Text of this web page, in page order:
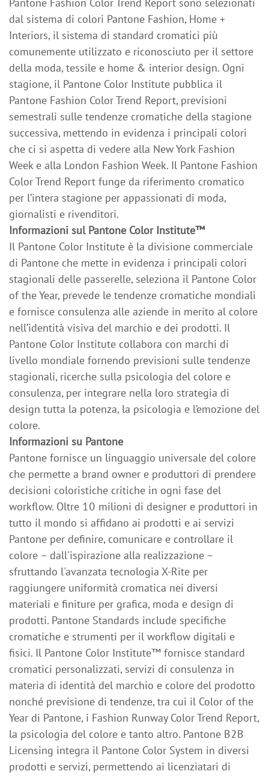
Pantone Fashion Color Trend Report sono selezionati
dal sistema di colori Pantone Fashion, Home +
Interiors, il sistema di standard cromatici più
comunemente utilizzato e riconosciuto per il settore
della moda, tessile e home & interior design. Ogni
stagione, il Pantone Color Institute pubblica il
Pantone Fashion Color Trend Report, previsioni
semestrali sulle tendenze cromatiche della stagione
successiva, mettendo in evidenza i principali colori
che ci si aspetta di vedere alla New York Fashion
Week e alla London Fashion Week. Il Pantone Fashion
Color Trend Report funge da riferimento cromatico
per l’intera stagione per appassionati di moda,
giornalisti e rivenditori.
Informazioni sul Pantone Color Institute™
Il Pantone Color Institute è la divisione commerciale
di Pantone che mette in evidenza i principali colori
stagionali delle passerelle, seleziona il Pantone Color
of the Year, prevede le tendenze cromatiche mondiali
e fornisce consulenza alle aziende in merito al colore
nell’identità visiva del marchio e dei prodotti. Il
Pantone Color Institute collabora con marchi di
livello mondiale fornendo previsioni sulle tendenze
stagionali, ricerche sulla psicologia del colore e
consulenza, per integrare nella loro strategia di
design tutta la potenza, la psicologia e l’emozione del
colore.
Informazioni su Pantone
Pantone fornisce un linguaggio universale del colore
che permette a brand owner e produttori di prendere
decisioni coloristiche critiche in ogni fase del
workflow. Oltre 10 milioni di designer e produttori in
tutto il mondo si affidano ai prodotti e ai servizi
Pantone per definire, comunicare e controllare il
colore – dall'ispirazione alla realizzazione –
sfruttando l'avanzata tecnologia X-Rite per
raggiungere uniformità cromatica nei diversi
materiali e finiture per grafica, moda e design di
prodotti. Pantone Standards include specifiche
cromatiche e strumenti per il workflow digitali e
fisici. Il Pantone Color Institute™ fornisce standard
cromatici personalizzati, servizi di consulenza in
materia di identità del marchio e colore del prodotto
nonché previsione di tendenze, tra cui il Color of the
Year di Pantone, i Fashion Runway Color Trend Report,
la psicologia del colore e tanto altro. Pantone B2B
Licensing integra il Pantone Color System in diversi
prodotti e servizi, permettendo ai licenziatari di